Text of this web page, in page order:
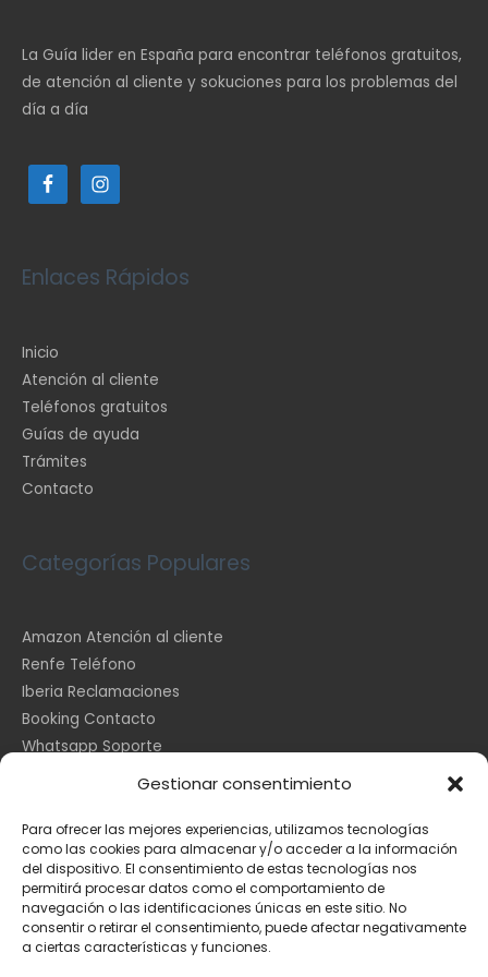
Gestionar consentimiento
Para ofrecer las mejores experiencias, utilizamos tecnologías
como las cookies para almacenar y/o acceder a la información
del dispositivo. El consentimiento de estas tecnologías nos
permitirá procesar datos como el comportamiento de
navegación o las identificaciones únicas en este sitio. No
consentir o retirar el consentimiento, puede afectar negativamente
a ciertas características y funciones.
La Guía lider en España para encontrar teléfonos gratuitos,
de atención al cliente y sokuciones para los problemas del
día a día
Enlaces Rápidos
Inicio
Atención al cliente
Teléfonos gratuitos
Guías de ayuda
Trámites
Contacto
Categorías Populares
Amazon Atención al cliente
Renfe Teléfono
Iberia Reclamaciones
Booking Contacto
Whatsapp Soporte
Información Legal
Aviso Legal